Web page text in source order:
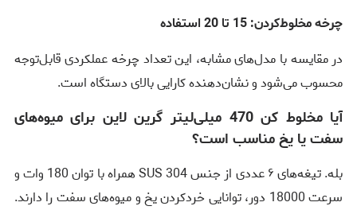
چرخه مخلوط‌کردن: 15 تا 20 استفاده
در مقایسه با مدل‌های مشابه، این تعداد چرخه عملکردی قابل‌توجه
محسوب می‌شود و نشان‌دهنده کارایی بالای دستگاه است.
آیا مخلوط کن 470 میلی‌لیتر گرین لاین برای میوه‌های
سفت یا یخ مناسب است؟
بله. تیغه‌های ۶ عددی از جنس SUS 304 همراه با توان 180 وات و
سرعت 18000 دور، توانایی خردکردن یخ و میوه‌های سفت را دارند.